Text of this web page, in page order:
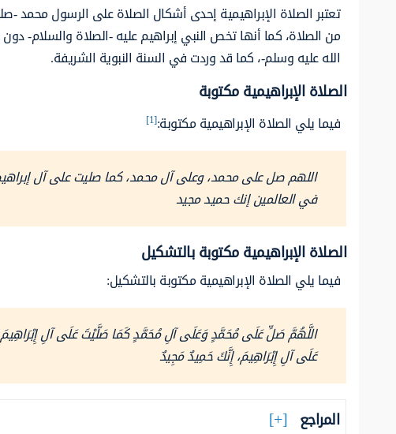
تعتبر الصلاة الإبراهيمية إحدى أشكال الصلاة على الرسول محمد
من الصلاة، كما أنها تخص النبي إبراهيم عليه -الصلاة والسلام-
الله عليه وسلم-، كما قد وردت في السنة النبوية الشريفة.
الصلاة الإبراهيمية مكتوبة
فيما يلي الصلاة الإبراهيمية مكتوبة:[1]
اللهم صل على محمد، وعلى آل محمد، كما صليت على آل
في العالمين إنك حميد مجيد
الصلاة الإبراهيمية مكتوبة بالتشكيل
فيما يلي الصلاة الإبراهيمية مكتوبة بالتشكيل:
اللَّهُمَّ صَلِّ عَلَى مُحَمَّدٍ وَعَلَى آلِ مُحَمَّدٍ كَمَا صَلَّيْتَ عَلَى آلِ
عَلَى آلِ إِبْرَاهِيمَ، إِنَّكَ حَمِيدٌ مَجِيدٌ
المراجع